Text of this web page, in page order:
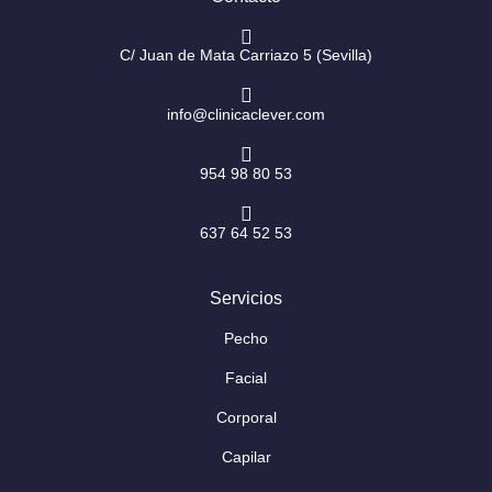
f
C/ Juan de Mata Carriazo 5 (Sevilla)
info@clinicaclever.com
954 98 80 53
637 64 52 53
Servicios
Pecho
Facial
Corporal
Capilar